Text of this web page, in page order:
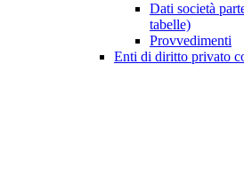
Dati società
tabelle)
Provvedimenti
Enti di diritto privato